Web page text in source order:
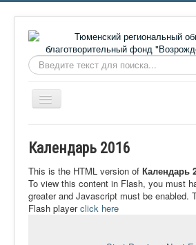
Искать...
Включить/
выключить
О фонде
Онлайн библиотека
Видеоматериалы
Календарь 2016
This is the HTML version of Календарь
To view this content in Flash, you must
greater and Javascript must be enabled.
Flash playerclick here